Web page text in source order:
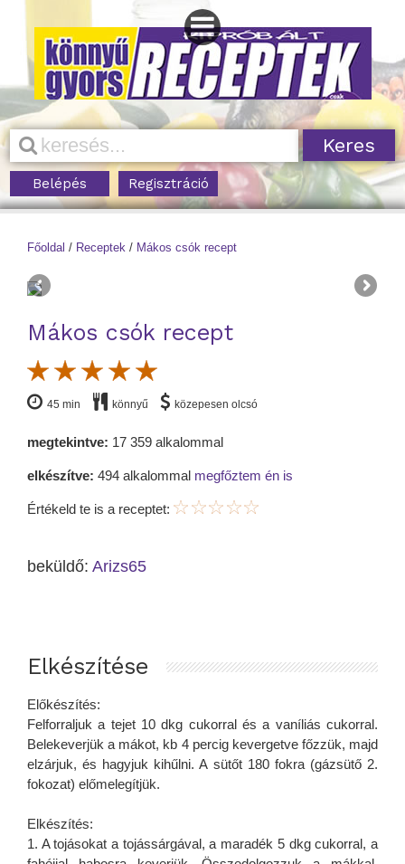
Belépés Regisztráció
Főoldal / Receptek / Mákos csók recept
Mákos csók recept
45 min könnyű közepesen olcsó
megtekintve: 17 359 alkalommal
elkészítve: 494 alkalommal megfőztem én is
Értékeld te is a receptet:
beküldő: Arizs65
Elkészítése
Előkészítés:
Felforraljuk a tejet 10 dkg cukorral és a vaníliás cukorral.
Belekeverjük a mákot, kb 4 percig kevergetve főzzük, majd
elzárjuk, és hagyjuk kihűlni. A sütőt 180 fokra (gázsütő 2.
fokozat) előmelegítjük.
Elkészítés:
1. A tojásokat a tojássárgával, a maradék 5 dkg cukorral, a